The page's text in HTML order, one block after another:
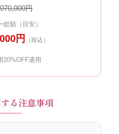
円
総額（目安）
円 （税込）
20%OFF適用
る注意事項